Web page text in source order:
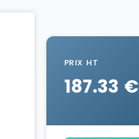
PRIX HT
187.33 €